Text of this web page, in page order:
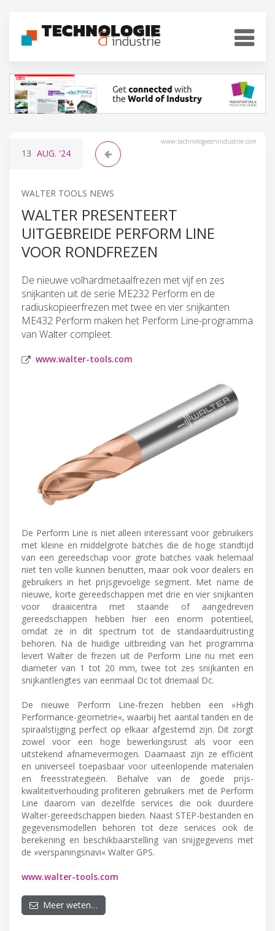
www.technologieenindustrie.com
13 AUG. '24
WALTER TOOLS NEWS
WALTER PRESENTEERT
UITGEBREIDE PERFORM LINE
VOOR RONDFREZEN
De nieuwe volhardmetaalfrezen met vijf en zes
snijkanten uit de serie ME232 Perform en de
radiuskopieerfrezen met twee en vier snijkanten
ME432 Perform maken het Perform Line-programma
van Walter compleet.
www.walter-tools.com
De Perform Line is niet alleen interessant voor gebruikers
met kleine en middelgrote batches die de hoge standtijd
van een gereedschap voor grote batches vaak helemaal
niet ten volle kunnen benutten, maar ook voor dealers en
gebruikers in het prijsgevoelige segment. Met name de
nieuwe, korte gereedschappen met drie en vier snijkanten
voor draaicentra met staande of aangedreven
gereedschappen hebben hier een enorm potentieel,
omdat ze in dit spectrum tot de standaarduitrusting
behoren. Na de huidige uitbreiding van het programma
levert Walter de frezen uit de Perform Line nu met een
diameter van 1 tot 20 mm, twee tot zes snijkanten en
snijkantlengtes van eenmaal Dc tot driemaal Dc.
De nieuwe Perform Line-frezen hebben een »High
Performance-geometrie«, waarbij het aantal tanden en de
spiraalstijging perfect op elkaar afgestemd zijn. Dit zorgt
zowel voor een hoge bewerkingsrust als voor een
uitstekend afnamevermogen. Daarnaast zijn ze efficiënt
en universeel toepasbaar voor uiteenlopende materialen
en freesstrategieën. Behalve van de goede prijs-
kwaliteitverhouding profiteren gebruikers met de Perform
Line daarom van dezelfde services die ook duurdere
Walter-gereedschappen bieden. Naast STEP-bestanden en
gegevensmodellen behoren tot deze services ook de
berekening en beschikbaarstelling van snijgegevens met
de »verspaningsnavi« Walter GPS.
www.walter-tools.com
Meer weten…